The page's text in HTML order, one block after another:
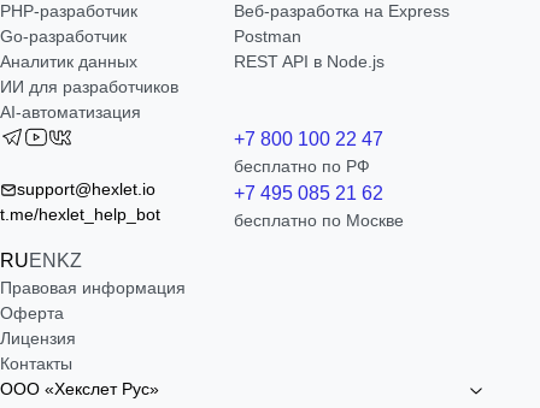
РНР-разработчик
Go-разработчик
Аналитик данных
ИИ для разработчиков
AI-автоматизация
Веб-разработка на Express
Postman
REST API в Node.js
support@hexlet.io
t.me/hexlet_help_bot
RUEN KZ
+7 800 100 22 47
бесплатно по РФ
+7 495 085 21 62
бесплатно по Москве
Правовая информация
Оферта
Лицензия
Контакты
ООО «Хекслет Рус»